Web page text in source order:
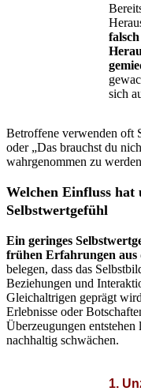
sich
Betroffene verwenden oft
oder „Das brauchst du
wahrgenommen zu
Welchen Einfluss
Selbstwertgefühl
Ein geringes
frühen Erfahrungen
belegen, dass das
Beziehungen und
Gleichaltrigen geprägt
Erlebnisse oder
Überzeugungen entstehen
nachhaltig schwächen.
1.